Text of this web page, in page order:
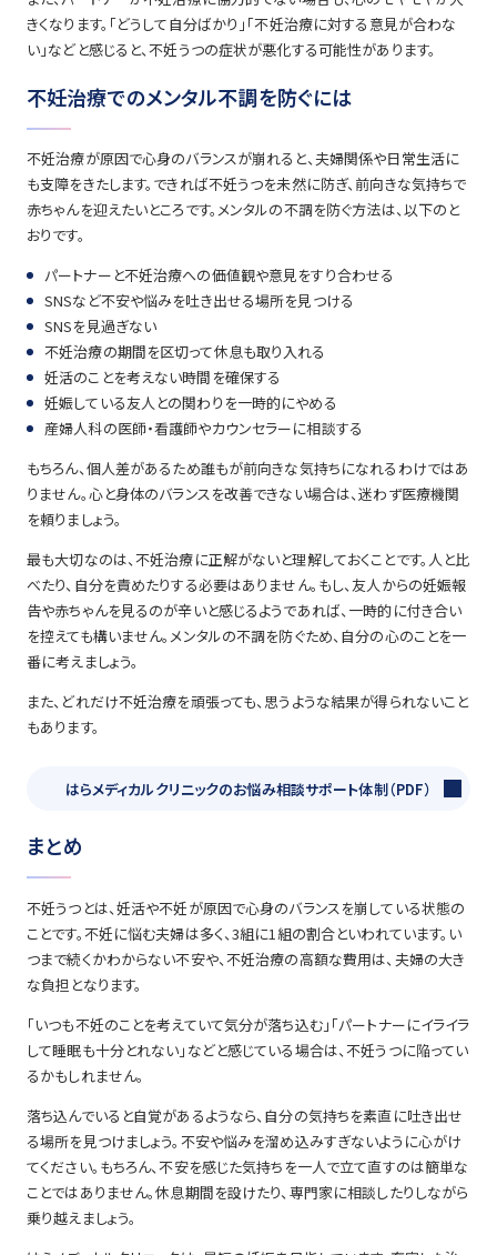
きくなります。「どうして自分ばかり」「不妊治療に対する意見が合わな
い」などと感じると、不妊うつの症状が悪化する可能性があります。
不妊治療でのメンタル不調を防ぐには
不妊治療が原因で心身のバランスが崩れると、夫婦関係や日常生活に
も支障をきたします。できれば不妊うつを未然に防ぎ、前向きな気持ちで
赤ちゃんを迎えたいところです。メンタルの不調を防ぐ方法は、以下のと
おりです。
パートナーと不妊治療への価値観や意見をすり合わせる
SNSなど不安や悩みを吐き出せる場所を見つける
SNSを見過ぎない
不妊治療の期間を区切って休息も取り入れる
妊活のことを考えない時間を確保する
妊娠している友人との関わりを一時的にやめる
産婦人科の医師・看護師やカウンセラーに相談する
もちろん、個人差があるため誰もが前向きな気持ちになれるわけではあ
りません。心と身体のバランスを改善できない場合は、迷わず医療機関
を頼りましょう。
最も大切なのは、不妊治療に正解がないと理解しておくことです。人と比
べたり、自分を責めたりする必要はありません。もし、友人からの妊娠報
告や赤ちゃんを見るのが辛いと感じるようであれば、一時的に付き合い
を控えても構いません。メンタルの不調を防ぐため、自分の心のことを一
番に考えましょう。
また、どれだけ不妊治療を頑張っても、思うような結果が得られないこと
もあります。
はらメディカルクリニックのお悩み相談サポート体制（PDF）
まとめ
不妊うつとは、妊活や不妊が原因で心身のバランスを崩している状態の
ことです。不妊に悩む夫婦は多く、3組に1組の割合といわれています。い
つまで続くかわからない不安や、不妊治療の高額な費用は、夫婦の大き
な負担となります。
「いつも不妊のことを考えていて気分が落ち込む」「パートナーにイライラ
して睡眠も十分とれない」などと感じている場合は、不妊うつに陥ってい
るかもしれません。
落ち込んでいると自覚があるようなら、自分の気持ちを素直に吐き出せ
る場所を見つけましょう。不安や悩みを溜め込みすぎないように心がけ
てください。もちろん、不安を感じた気持ちを一人で立て直すのは簡単な
ことではありません。休息期間を設けたり、専門家に相談したりしながら
乗り越えましょう。